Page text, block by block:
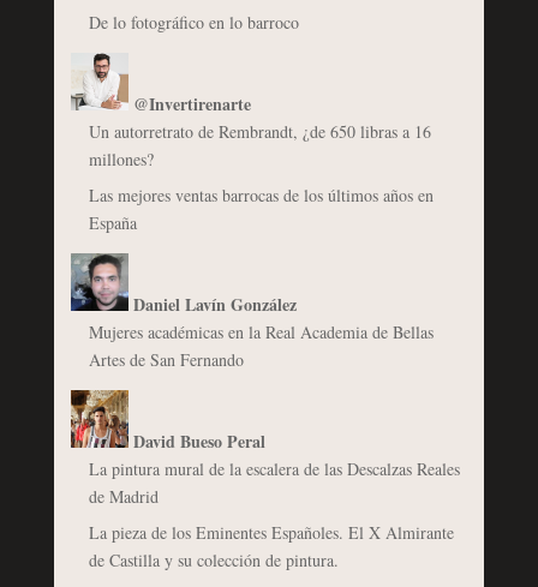
De lo fotográfico en lo barroco
@Invertirenarte
Un autorretrato de Rembrandt, ¿de 650 libras a 16
millones?
Las mejores ventas barrocas de los últimos años en
España
Daniel Lavín González
Mujeres académicas en la Real Academia de Bellas
Artes de San Fernando
David Bueso Peral
La pintura mural de la escalera de las Descalzas Reales
de Madrid
La pieza de los Eminentes Españoles. El X Almirante
de Castilla y su colección de pintura.